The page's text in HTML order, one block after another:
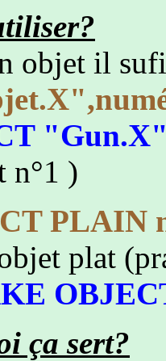
objet il
n°1 )
PLAIN
plat
ça sert?